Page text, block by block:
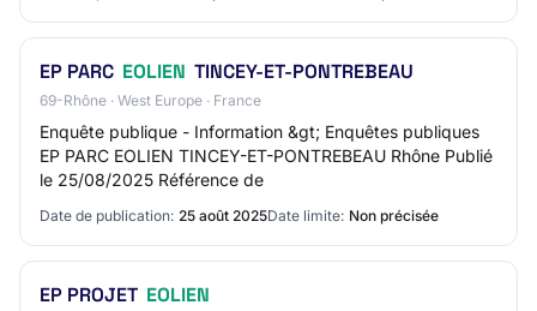
EP PARC EOLIEN TINCEY-ET-PONTREBEAU
69-Rhône · West Europe · France
Enquête publique - Information &gt; Enquêtes publiques
EP PARC EOLIEN TINCEY-ET-PONTREBEAU Rhône Publié
le 25/08/2025 Référence de
Date de publication: 25 août 2025Date limite: Non précisée
EP PROJET EOLIEN